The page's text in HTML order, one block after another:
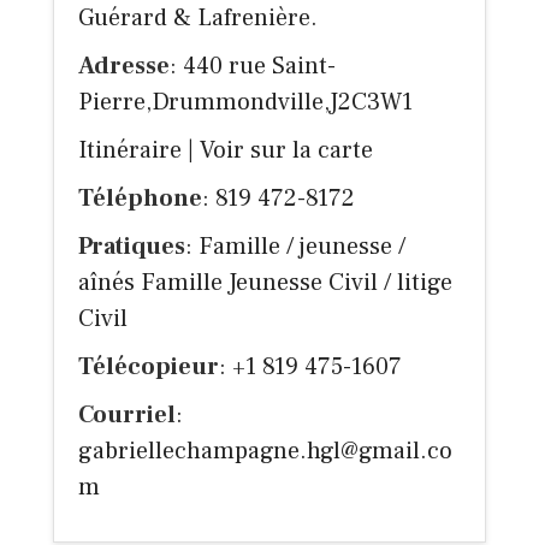
Guérard & Lafrenière.
Adresse: 440 rue Saint-
Pierre,Drummondville,J2C3W1
Itinéraire
Voir sur la carte
Téléphone: 819 472-8172
Pratiques: Famille / jeunesse /
aînés Famille Jeunesse Civil / litige
Civil
Télécopieur: +1 819 475-1607
Courriel:
gabriellechampagne.hgl@gmail.co
m